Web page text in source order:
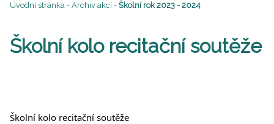
Úvodní stránka - Archiv akcí - Školní rok 2023 - 2024
Školní kolo recitační soutěže
Školní kolo recitační soutěže